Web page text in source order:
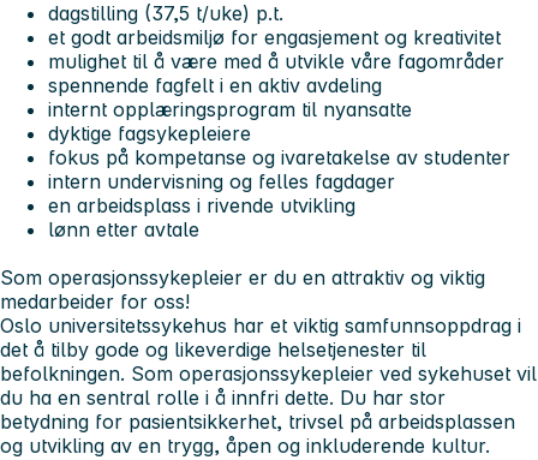
dagstilling (37,5 t/uke) p.t.
et godt arbeidsmiljø for engasjement og kreativitet
mulighet til å være med å utvikle våre fagområder
spennende fagfelt i en aktiv avdeling
internt opplæringsprogram til nyansatte
dyktige fagsykepleiere
fokus på kompetanse og ivaretakelse av studenter
intern undervisning og felles fagdager
en arbeidsplass i rivende utvikling
lønn etter avtale
Som operasjonssykepleier er du en attraktiv og viktig
medarbeider for oss!
Oslo universitetssykehus har et viktig samfunnsoppdrag i
det å tilby gode og likeverdige helsetjenester til
befolkningen. Som operasjonssykepleier ved sykehuset vil
du ha en sentral rolle i å innfri dette. Du har stor
betydning for pasientsikkerhet, trivsel på arbeidsplassen
og utvikling av en trygg, åpen og inkluderende kultur.